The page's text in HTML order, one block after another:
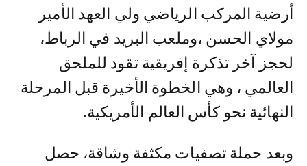
أرضية المركب الرياضي ولي العهد الأمير
مولاي الحسن ،وملعب البريد في الرباط،
لحجز آخر تذكرة إفريقية تقود للملحق
العالمي ، وهي الخطوة الأخيرة قبل المرحلة
النهائية نحو كأس العالم الأمريكية.
وبعد حملة تصفيات مكثفة وشاقة، حصل